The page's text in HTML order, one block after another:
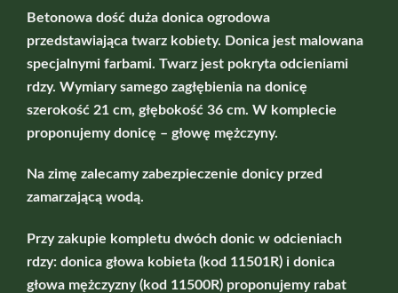
Betonowa dość duża donica ogrodowa
przedstawiająca twarz kobiety. Donica jest malowana
specjalnymi farbami. Twarz jest pokryta odcieniami
rdzy. Wymiary samego zagłębienia na donicę
szerokość 21 cm, głębokość 36 cm. W komplecie
proponujemy donicę – głowę mężczyny.
Na zimę zalecamy zabezpieczenie donicy przed
zamarzającą wodą.
Przy zakupie kompletu dwóch donic w odcieniach
rdzy: donica głowa kobieta (kod 11501R) i donica
głowa mężczyzny (kod 11500R) proponujemy rabat